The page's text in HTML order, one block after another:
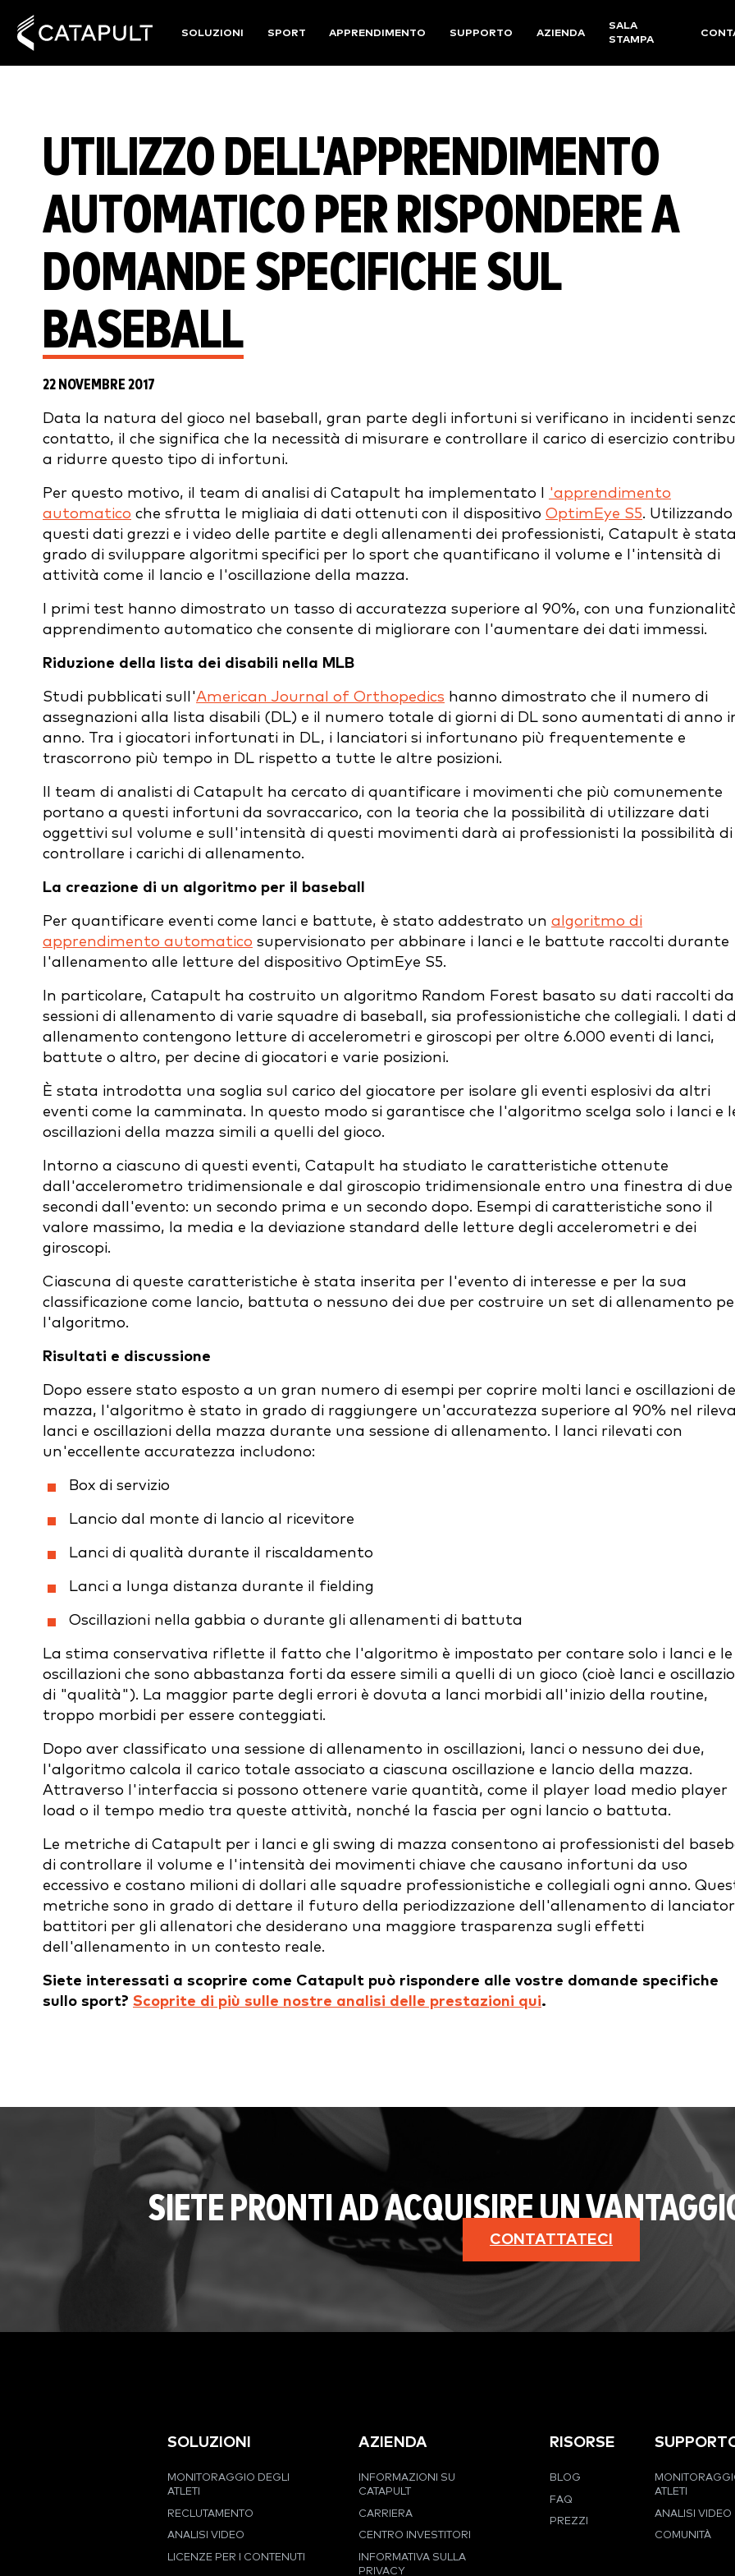
SOLUZIONI SPORT APPRENDIMENTO SUPPORTO AZIENDA
SALA
STAMPA
UTILIZZO DELL'APPRENDIMENTO
AUTOMATICO PER RISPONDERE A
DOMANDE SPECIFICHE SUL
BASEBALL
22 NOVEMBRE 2017
Data la natura del gioco nel baseball, gran parte degli infortuni si verificano in incidenti
contatto, il che significa che la necessità di misurare e controllare il carico di esercizio
a ridurre questo tipo di infortuni.
Per questo motivo, il team di analisi di Catapult ha implementato l
'apprendimento
automatico che sfrutta le migliaia di dati ottenuti con il dispositivo OptimEye S5. Utilizzando
questi dati grezzi e i video delle partite e degli allenamenti dei professionisti, Catapult è
grado di sviluppare algoritmi specifici per lo sport che quantificano il volume e l'intensità di
attività come il lancio e l'oscillazione della mazza.
I primi test hanno dimostrato un tasso di accuratezza superiore al 90%, con una
apprendimento automatico che consente di migliorare con l'aumentare dei dati immessi.
Riduzione della lista dei disabili nella MLB
Studi pubblicati sull'American Journal of Orthopedics hanno dimostrato che il numero di
assegnazioni alla lista disabili (DL) e il numero totale di giorni di DL sono aumentati di anno
anno. Tra i giocatori infortunati in DL, i lanciatori si infortunano più frequentemente e
trascorrono più tempo in DL rispetto a tutte le altre posizioni.
Il team di analisti di Catapult ha cercato di quantificare i movimenti che più comunemente
portano a questi infortuni da sovraccarico, con la teoria che la possibilità di utilizzare dati
oggettivi sul volume e sull'intensità di questi movimenti darà ai professionisti la possibilità di
controllare i carichi di allenamento.
La creazione di un algoritmo per il baseball
Per quantificare eventi come lanci e battute, è stato addestrato un algoritmo di
apprendimento automatico supervisionato per abbinare i lanci e le battute raccolti durante
l'allenamento alle letture del dispositivo OptimEye S5.
In particolare, Catapult ha costruito un algoritmo Random Forest basato su dati raccolti da
sessioni di allenamento di varie squadre di baseball, sia professionistiche che collegiali. I dati
allenamento contengono letture di accelerometri e giroscopi per oltre 6.000 eventi di lanci,
battute o altro, per decine di giocatori e varie posizioni.
È stata introdotta una soglia sul carico del giocatore per isolare gli eventi esplosivi da altri
eventi come la camminata. In questo modo si garantisce che l'algoritmo scelga solo i lanci e
oscillazioni della mazza simili a quelli del gioco.
Intorno a ciascuno di questi eventi, Catapult ha studiato le caratteristiche ottenute
dall'accelerometro tridimensionale e dal giroscopio tridimensionale entro una finestra di due
secondi dall'evento: un secondo prima e un secondo dopo. Esempi di caratteristiche sono il
valore massimo, la media e la deviazione standard delle letture degli accelerometri e dei
giroscopi.
Ciascuna di queste caratteristiche è stata inserita per l'evento di interesse e per la sua
classificazione come lancio, battuta o nessuno dei due per costruire un set di allenamento
l'algoritmo.
Risultati e discussione
Dopo essere stato esposto a un gran numero di esempi per coprire molti lanci e oscillazioni
mazza, l'algoritmo è stato in grado di raggiungere un'accuratezza superiore al 90% nel
lanci e oscillazioni della mazza durante una sessione di allenamento. I lanci rilevati con
un'eccellente accuratezza includono:
Box di servizio
Lancio dal monte di lancio al ricevitore
Lanci di qualità durante il riscaldamento
Lanci a lunga distanza durante il fielding
Oscillazioni nella gabbia o durante gli allenamenti di battuta
La stima conservativa riflette il fatto che l'algoritmo è impostato per contare solo i lanci e le
oscillazioni che sono abbastanza forti da essere simili a quelli di un gioco (cioè lanci e
di "qualità"). La maggior parte degli errori è dovuta a lanci morbidi all'inizio della routine,
troppo morbidi per essere conteggiati.
Dopo aver classificato una sessione di allenamento in oscillazioni, lanci o nessuno dei due,
l'algoritmo calcola il carico totale associato a ciascuna oscillazione e lancio della mazza.
Attraverso l'interfaccia si possono ottenere varie quantità, come il player load medio player
load o il tempo medio tra queste attività, nonché la fascia per ogni lancio o battuta.
Le metriche di Catapult per i lanci e gli swing di mazza consentono ai professionisti del
di controllare il volume e l'intensità dei movimenti chiave che causano infortuni da uso
eccessivo e costano milioni di dollari alle squadre professionistiche e collegiali ogni anno.
metriche sono in grado di dettare il futuro della periodizzazione dell'allenamento di
battitori per gli allenatori che desiderano una maggiore trasparenza sugli effetti
dell'allenamento in un contesto reale.
Siete interessati a scoprire come Catapult può rispondere alle vostre domande specifiche
sullo sport? Scoprite di più sulle nostre analisi delle prestazioni qui.
SIETE PRONTI AD ACQUISIRE UN
CONTATTATECI
SOLUZIONI
MONITORAGGIO DEGLI
ATLETI
RECLUTAMENTO
ANALISI VIDEO
LICENZE PER I CONTENUTI
AZIENDA
INFORMAZIONI SU
CATAPULT
CARRIERA
CENTRO INVESTITORI
INFORMATIVA SULLA
PRIVACY
RISORSE
BLOG
FAQ
PREZZI
ATLETI
ANALISI VIDEO
COMUNITÀ